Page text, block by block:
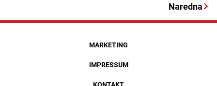
Naredna
MARKETING
IMPRESSUM